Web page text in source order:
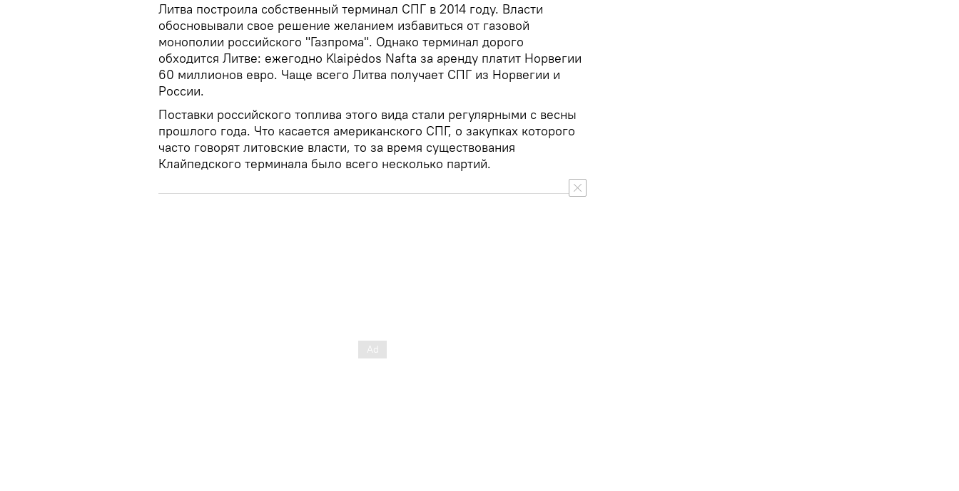
Литва построила собственный терминал СПГ в 2014 году. Власти
обосновывали свое решение желанием избавиться от газовой
монополии российского "Газпрома". Однако терминал дорого
обходится Литве: ежегодно Klaipėdos Nafta за аренду платит Норвегии
60 миллионов евро. Чаще всего Литва получает СПГ из Норвегии и
России.
Поставки российского топлива этого вида стали регулярными с весны
прошлого года. Что касается американского СПГ, о закупках которого
часто говорят литовские власти, то за время существования
Клайпедского терминала было всего несколько партий.